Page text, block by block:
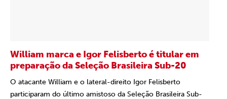
William marca e Igor Felisberto é titular em
preparação da Seleção Brasileira Sub-20
O atacante William e o lateral-direito Igor Felisberto
participaram do último amistoso da Seleção Brasileira Sub-